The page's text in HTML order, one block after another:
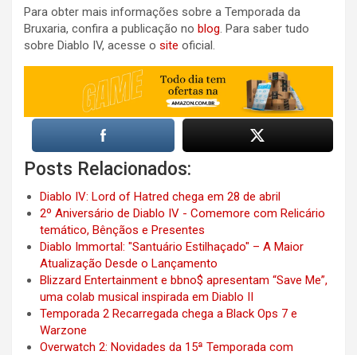
Para obter mais informações sobre a Temporada da
Bruxaria, confira a publicação no blog. Para saber tudo
sobre Diablo IV, acesse o site oficial.
Posts Relacionados:
Diablo IV: Lord of Hatred chega em 28 de abril
2º Aniversário de Diablo IV - Comemore com Relicário
temático, Bênçãos e Presentes
Diablo Immortal: "Santuário Estilhaçado" – A Maior
Atualização Desde o Lançamento
Blizzard Entertainment e bbno$ apresentam “Save Me”,
uma colab musical inspirada em Diablo II
Temporada 2 Recarregada chega a Black Ops 7 e
Warzone
Overwatch 2: Novidades da 15ª Temporada com